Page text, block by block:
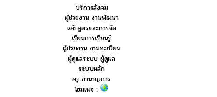
บริการสังคม
ผู้ช่วยงาน งานพัฒนา
หลักสูตรและการจัด
เรียนการเรียนรู้
ผู้ช่วยงาน งานทะเบียน
ผู้ดูแลระบบ ผู้ดูแล
ระบบหลัก
ครู ชำนาญการ
โฮมเพจ :